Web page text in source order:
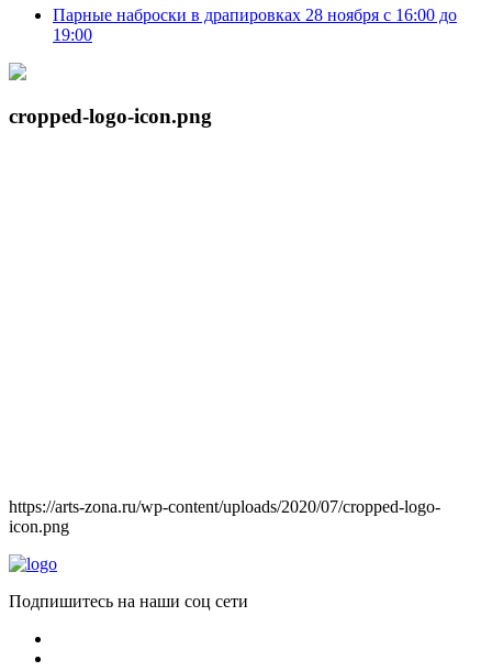
Парные наброски в драпировках 28 ноября с 16:00 до
19:00
cropped-logo-icon.png
https://arts-zona.ru/wp-content/uploads/2020/07/cropped-logo-
icon.png
Подпишитесь на наши соц сети